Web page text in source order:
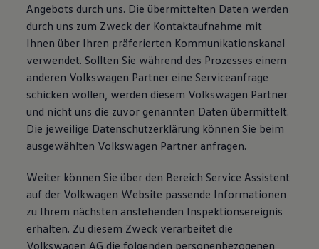
Angebots durch uns. Die übermittelten Daten werden
durch uns zum Zweck der Kontaktaufnahme mit
Ihnen über Ihren präferierten Kommunikationskanal
verwendet. Sollten Sie während des Prozesses einem
anderen Volkswagen Partner eine Serviceanfrage
schicken wollen, werden diesem Volkswagen Partner
und nicht uns die zuvor genannten Daten übermittelt.
Die jeweilige Datenschutzerklärung können Sie beim
ausgewählten Volkswagen Partner anfragen.
Weiter können Sie über den Bereich Service Assistent
auf der Volkwagen Website passende Informationen
zu Ihrem nächsten anstehenden Inspektionsereignis
erhalten. Zu diesem Zweck verarbeitet die
Volkswagen AG die folgenden personenbezogenen